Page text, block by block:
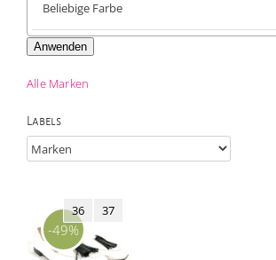
-49%
36 37
Anwenden
Alle Marken
Labels